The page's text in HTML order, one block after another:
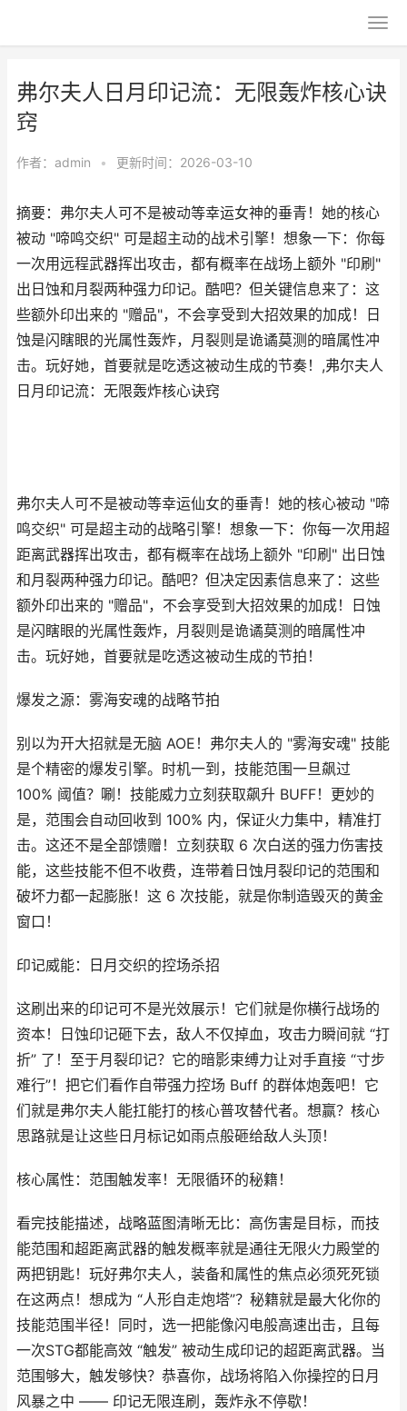
弗尔夫人日月印记流：无限轰炸核心诀
窍
作者： admin • 更新时间：2026-03-10
摘要：弗尔夫人可不是被动等幸运女神的垂青！她的核心
被动 "啼鸣交织" 可是超主动的战术引擎！想象一下：你每
一次用远程武器挥出攻击，都有概率在战场上额外 "印刷"
出日蚀和月裂两种强力印记。酷吧？但关键信息来了：这
些额外印出来的 "赠品"，不会享受到大招效果的加成！日
蚀是闪瞎眼的光属性轰炸，月裂则是诡谲莫测的暗属性冲
击。玩好她，首要就是吃透这被动生成的节奏！,弗尔夫人
日月印记流：无限轰炸核心诀窍
弗尔夫人可不是被动等幸运仙女的垂青！她的核心被动 "啼
鸣交织" 可是超主动的战略引擎！想象一下：你每一次用超
距离武器挥出攻击，都有概率在战场上额外 "印刷" 出日蚀
和月裂两种强力印记。酷吧？但决定因素信息来了：这些
额外印出来的 "赠品"，不会享受到大招效果的加成！日蚀
是闪瞎眼的光属性轰炸，月裂则是诡谲莫测的暗属性冲
击。玩好她，首要就是吃透这被动生成的节拍！
爆发之源：雾海安魂的战略节拍
别以为开大招就是无脑 AOE！弗尔夫人的 "雾海安魂" 技能
是个精密的爆发引擎。时机一到，技能范围一旦飙过
100% 阈值？唰！技能威力立刻获取飙升 BUFF！更妙的
是，范围会自动回收到 100% 内，保证火力集中，精准打
击。这还不是全部馈赠！立刻获取 6 次白送的强力伤害技
能，这些技能不但不收费，连带着日蚀月裂印记的范围和
破坏力都一起膨胀！这 6 次技能，就是你制造毁灭的黄金
窗口！
印记威能：日月交织的控场杀招
这刷出来的印记可不是光效展示！它们就是你横行战场的
资本！日蚀印记砸下去，敌人不仅掉血，攻击力瞬间就 “打
折” 了！至于月裂印记？它的暗影束缚力让对手直接 “寸步
难行”！把它们看作自带强力控场 Buff 的群体炮轰吧！它
们就是弗尔夫人能扛能打的核心普攻替代者。想赢？核心
思路就是让这些日月标记如雨点般砸给敌人头顶！
核心属性：范围触发率！无限循环的秘籍！
看完技能描述，战略蓝图清晰无比：高伤害是目标，而技
能范围和超距离武器的触发概率就是通往无限火力殿堂的
两把钥匙！玩好弗尔夫人，装备和属性的焦点必须死死锁
在这两点！想成为 “人形自走炮塔”？秘籍就是最大化你的
技能范围半径！同时，选一把能像闪电般高速出击，且每
一次STG都能高效 “触发” 被动生成印记的超距离武器。当
范围够大，触发够快？恭喜你，战场将陷入你操控的日月
风暴之中 —— 印记无限连刷，轰炸永不停歇！